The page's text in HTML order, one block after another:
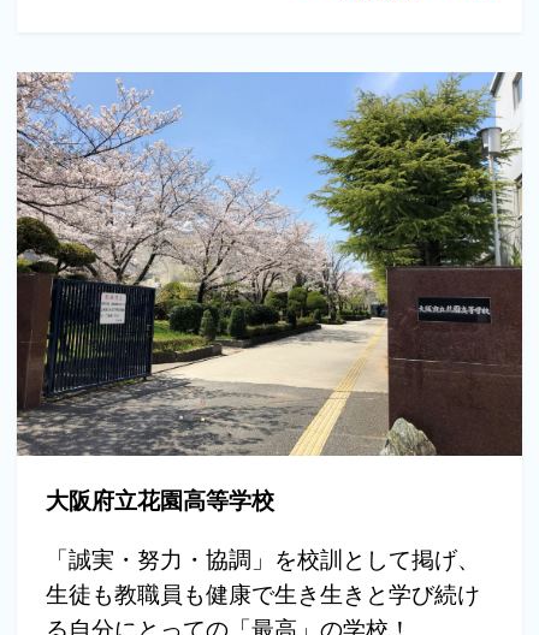
大阪府立花園高等学校
「誠実・努力・協調」を校訓として掲げ、
生徒も教職員も健康で生き生きと学び続け